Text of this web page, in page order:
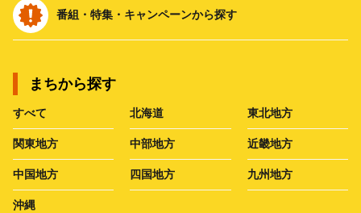
番組・特集・キャンペーンから探す
まちから探す
すべて 北海道 東北地方
関東地方 中部地方 近畿地方
中国地方 四国地方 九州地方
沖縄